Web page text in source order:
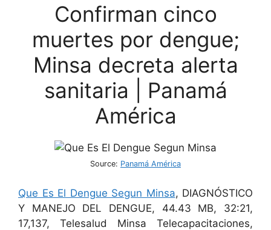
Confirman cinco
muertes por dengue;
Minsa decreta alerta
sanitaria | Panamá
América
Source: Panamá América
Que Es El Dengue Segun Minsa, DIAGNÓSTICO
Y MANEJO DEL DENGUE, 44.43 MB, 32:21,
17,137, Telesalud Minsa Telecapacitaciones,